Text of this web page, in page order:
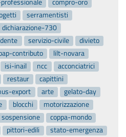
serramentisti
dichiarazione-730
servizio-civile
divieto
contributo
lilt-novara
isi-inail ncc
acconciatrici
restaur
capittini
export arte
gelato-day
blocchi
motorizzazione
sospensione
coppa-mondo
pittori-edili
stato-emergenza